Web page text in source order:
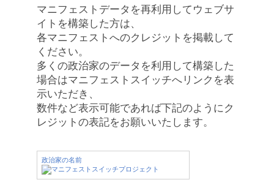
マニフェストデータを再利用してウェブサ
イトを構築した方は、
各マニフェストへのクレジットを掲載して
ください。
多くの政治家のデータを利用して構築した
場合はマニフェストスイッチへリンクを表
示いただき、
数件など表示可能であれば下記のようにク
レジットの表記をお願いいたします。
政治家の名前